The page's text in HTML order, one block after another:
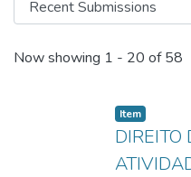
Recent Submissions
Now showing 1 - 20 of 58
Item
DIREITO